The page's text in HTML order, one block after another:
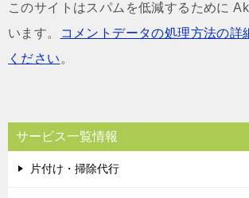
このサイトはスパムを低減するために
います。
コメントデータの処理方法の詳
ください 。
サービス一覧情報
片付け・掃除代行